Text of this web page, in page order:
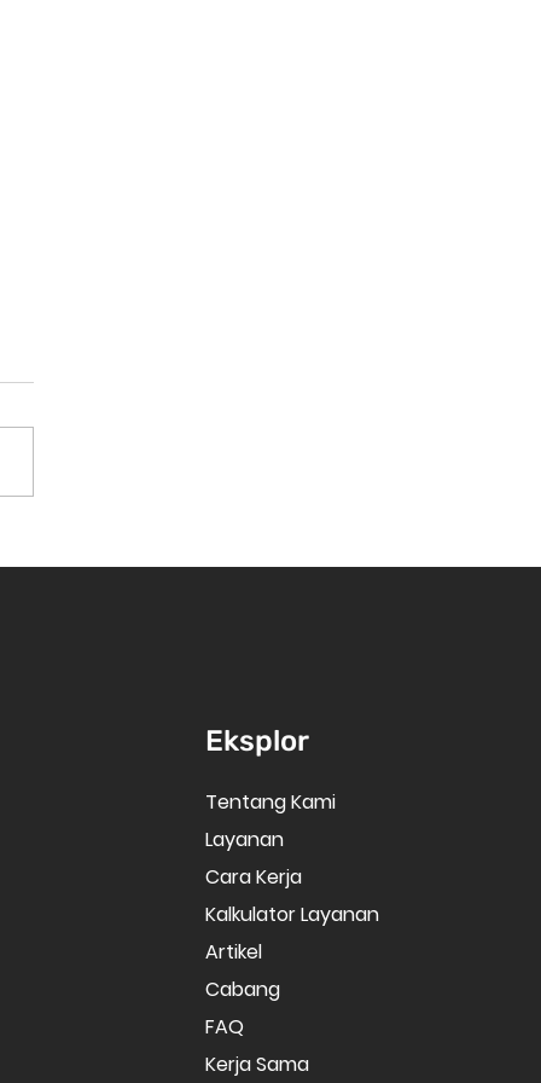
Eksplor
Tentang Kami
Layanan
Cara Kerja
Kalkulator Layanan
Artikel
Cabang
FAQ
Kerja Sama